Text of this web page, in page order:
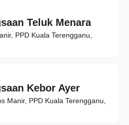
Teluk Menara
PPD Kuala Terengganu,
Kebor Ayer
Manir, PPD Kuala Terengganu,